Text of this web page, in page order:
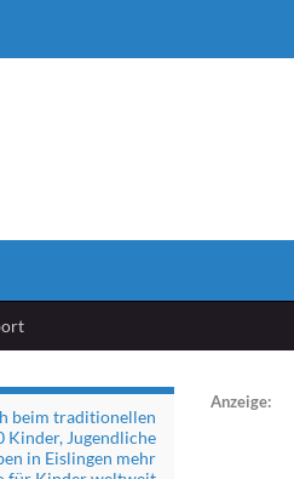
beim traditionellen
Kinder, Jugendliche
in Eislingen mehr
Anzeige: